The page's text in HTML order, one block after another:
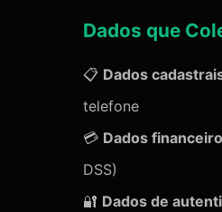
Dados que
📋 Dados
telefone
💳 Dados
DSS)
🔐 Dados de